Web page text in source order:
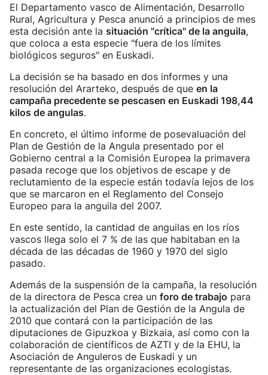
El Departamento vasco de Alimentación, Desarrollo
Rural, Agricultura y Pesca anunció a principios de mes
esta decisión ante la situación "crítica" de la anguila,
que coloca a esta especie "fuera de los límites
biológicos seguros" en Euskadi.
La decisión se ha basado en dos informes y una
resolución del Ararteko, después de que en la
campaña precedente se pescasen en Euskadi 198,44
kilos de angulas.
En concreto, el último informe de posevaluación del
Plan de Gestión de la Angula presentado por el
Gobierno central a la Comisión Europea la primavera
pasada recoge que los objetivos de escape y de
reclutamiento de la especie están todavía lejos de los
que se marcaron en el Reglamento del Consejo
Europeo para la anguila del 2007.
En este sentido, la cantidad de anguilas en los ríos
vascos llega solo el 7 % de las que habitaban en la
década de las décadas de 1960 y 1970 del siglo
pasado.
Además de la suspensión de la campaña, la resolución
de la directora de Pesca crea un foro de trabajo para
la actualización del Plan de Gestión de la Angula de
2010 que contará con la participación de las
diputaciones de Gipuzkoa y Bizkaia, así como con la
colaboración de científicos de AZTI y de la EHU, la
Asociación de Anguleros de Euskadi y un
representante de las organizaciones ecologistas.